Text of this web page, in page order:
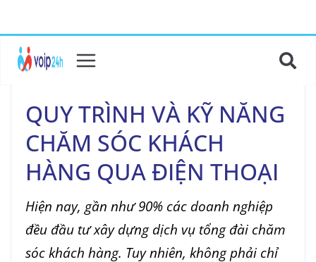
QUY TRÌNH VÀ KỸ NĂNG
CHĂM SÓC KHÁCH
HÀNG QUA ĐIỆN THOẠI
Hiện nay, gần như 90% các doanh nghiệp
đều đầu tư xây dựng dịch vụ tổng đài chăm
sóc khách hàng. Tuy nhiên, không phải chỉ